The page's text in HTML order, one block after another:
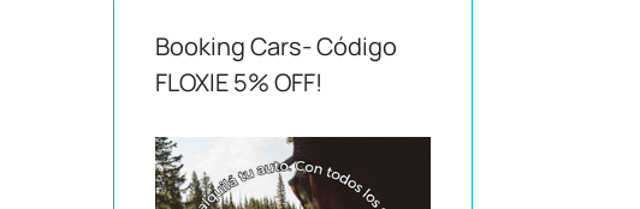
Booking Cars- Código
FLOXIE 5% OFF!